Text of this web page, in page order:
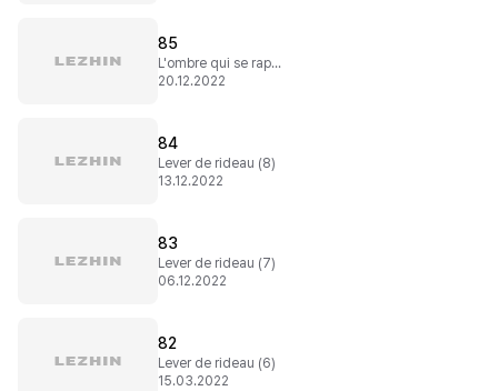
85
L'ombre qui se rapproche (1)
20.12.2022
84
Lever de rideau (8)
13.12.2022
83
Lever de rideau (7)
06.12.2022
82
Lever de rideau (6)
15.03.2022